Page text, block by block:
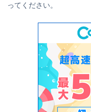
ってください。